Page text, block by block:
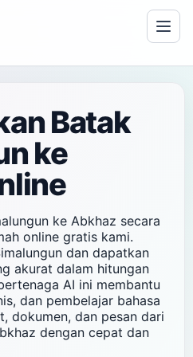
Batak
ke
ke Abkhaz secara
online gratis kami.
dan dapatkan
akurat dalam hitungan
AI ini membantu
dan pembelajar bahasa
dokumen, dan pesan dari
dengan cepat dan